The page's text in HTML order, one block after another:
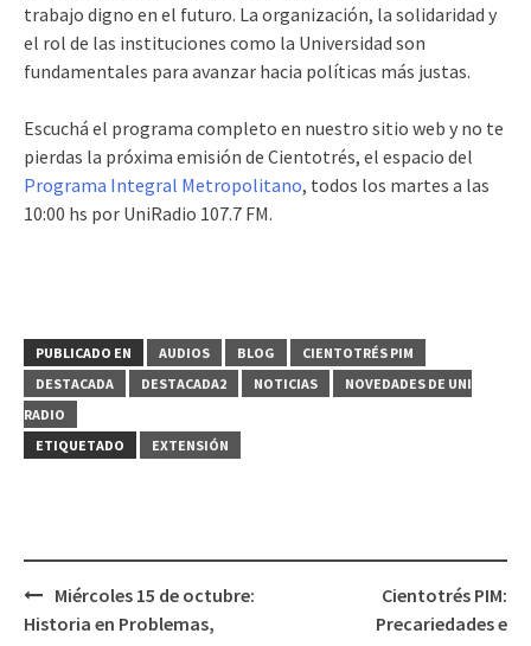
trabajo digno en el futuro. La organización, la solidaridad y
el rol de las instituciones como la Universidad son
fundamentales para avanzar hacia políticas más justas.
Escuchá el programa completo en nuestro sitio web y no te
pierdas la próxima emisión de Cientotrés, el espacio del
Programa Integral Metropolitano, todos los martes a las
10:00 hs por UniRadio 107.7 FM.
PUBLICADO EN AUDIOS BLOG
CIENTOTRÉS PIM
DESTACADA
DESTACADA2 NOTICIAS
NOVEDADES DE UNI
RADIO
ETIQUETADO
EXTENSIÓN
Navegación
Miércoles 15 de octubre:
Historia en Problemas,
Cientotrés PIM:
Precariedades e